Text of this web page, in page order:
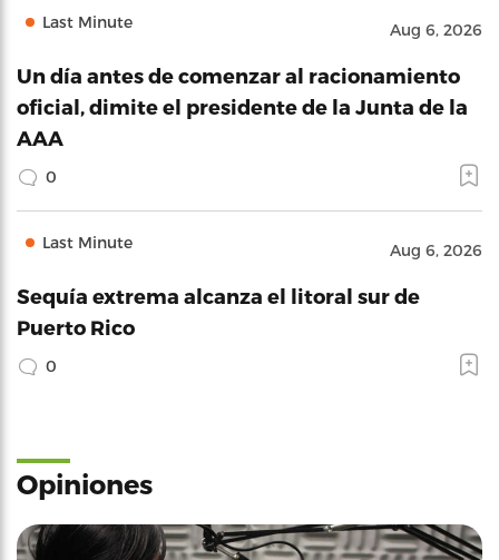
Last Minute Aug 6, 2026
Un día antes de comenzar al racionamiento
oficial, dimite el presidente de la Junta de la
AAA
0
Last Minute Aug 6, 2026
Sequía extrema alcanza el litoral sur de
Puerto Rico
0
Opiniones